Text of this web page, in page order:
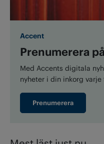
Accent
Prenumerera
Med Accents digitala
nyheter i din inkorg varje
Prenumerera